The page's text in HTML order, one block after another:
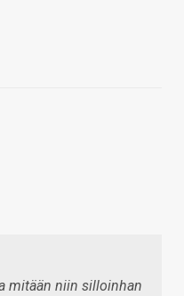
mitään niin silloinhan